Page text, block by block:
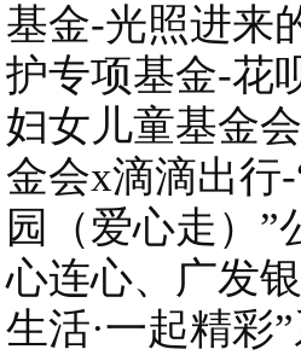
基金-光照进来
护专项基金-花
妇女儿童基金
金会x滴滴出行
园（爱心走）”
心连心、广发
生活·一起精彩